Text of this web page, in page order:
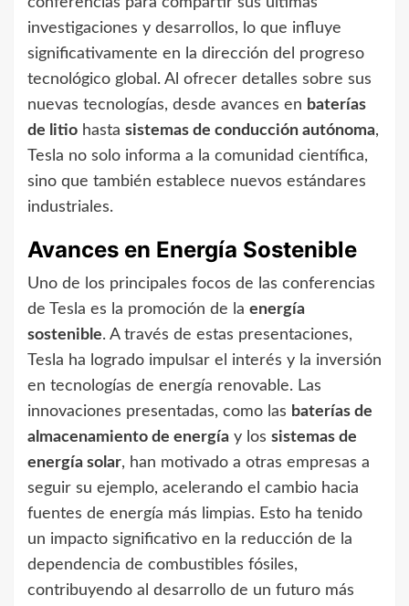
investigaciones y desarrollos, lo que influye
significativamente en la dirección del progreso
tecnológico global. Al ofrecer detalles sobre sus
nuevas tecnologías, desde avances en baterías
de litio hasta sistemas de conducción autónoma,
Tesla no solo informa a la comunidad científica,
sino que también establece nuevos estándares
industriales.
Avances en Energía Sostenible
Uno de los principales focos de las conferencias
de Tesla es la promoción de la energía
sostenible. A través de estas presentaciones,
Tesla ha logrado impulsar el interés y la inversión
en tecnologías de energía renovable. Las
innovaciones presentadas, como las baterías de
almacenamiento de energía y los sistemas de
energía solar, han motivado a otras empresas a
seguir su ejemplo, acelerando el cambio hacia
fuentes de energía más limpias. Esto ha tenido
un impacto significativo en la reducción de la
dependencia de combustibles fósiles,
contribuyendo al desarrollo de un futuro más